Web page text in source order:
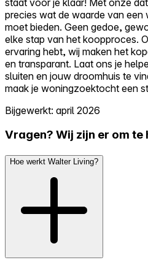
precies wat de waarde van een
moet bieden. Geen gedoe,
elke stap van het koopproces.
ervaring hebt, wij maken het
en transparant. Laat ons je
sluiten en jouw droomhuis te
maak je woningzoektocht een
Bijgewerkt: april 2026
Vragen? Wij zijn er om te
Hoe werkt Walter Living?